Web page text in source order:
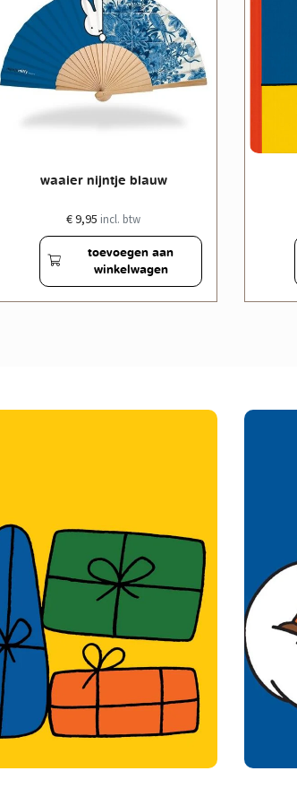
waaier nijntje blauw
€ 9,95 incl. btw
toevoegen aan
winkelwagen